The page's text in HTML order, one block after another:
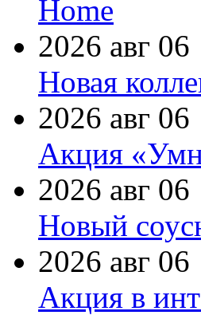
Home
2026 авг 06
Новая
2026 авг 06
Акция
2026 авг 06
Новый
2026 авг 06
Акция в